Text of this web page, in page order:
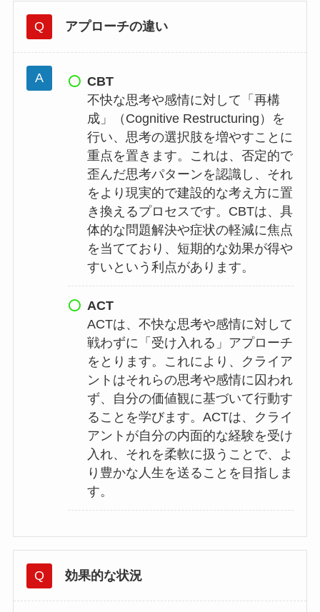
アプローチの違い
CBT
不快な思考や感情に対して「再構
成」（Cognitive Restructuring）を
行い、思考の選択肢を増やすことに
重点を置きます。これは、否定的で
歪んだ思考パターンを認識し、それ
をより現実的で建設的な考え方に置
き換えるプロセスです。CBTは、具
体的な問題解決や症状の軽減に焦点
を当てており、短期的な効果が得や
すいという利点があります。
ACT
ACTは、不快な思考や感情に対して
戦わずに「受け入れる」アプローチ
をとります。これにより、クライア
ントはそれらの思考や感情に囚われ
ず、自分の価値観に基づいて行動す
ることを学びます。ACTは、クライ
アントが自分の内面的な経験を受け
入れ、それを柔軟に扱うことで、よ
り豊かな人生を送ることを目指しま
す。
効果的な状況